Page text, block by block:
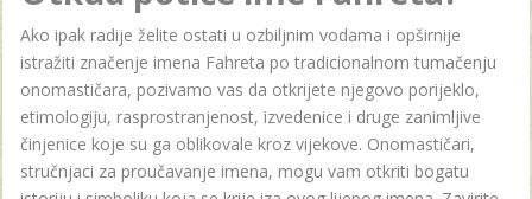
Ako ipak radije želite ostati u ozbiljnim vodama i opširnije
istražiti značenje imena Fahreta po tradicionalnom tumačenju
onomastičara, pozivamo vas da otkrijete njegovo porijeklo,
etimologiju, rasprostranjenost, izvedenice i druge zanimljive
činjenice koje su ga oblikovale kroz vijekove. Onomastičari,
stručnjaci za proučavanje imena, mogu vam otkriti bogatu